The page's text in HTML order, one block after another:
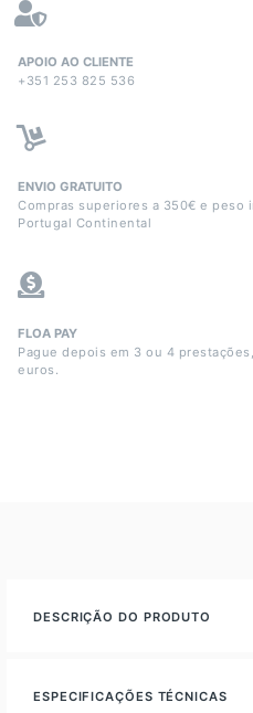
APOIO AO CLIENTE
+351 253 825 536
ENVIO GRATUITO
Compras superiores a 350€ e peso
Portugal Continental
FLOA PAY
Pague depois em 3 ou 4
euros.
DESCRIÇÃO DO PRODUTO
ESPECIFICAÇÕES TÉCNICAS